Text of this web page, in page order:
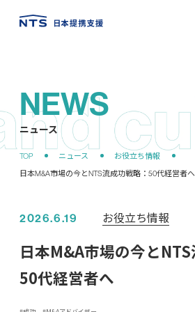
NEWS
ニュース
2026.6.19 お役立ち情報
日本M&A市場の今とNTS
50代経営者へ